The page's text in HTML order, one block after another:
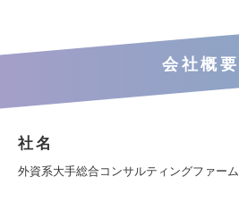
会社概要
社名
外資系大手総合コンサルティングファーム